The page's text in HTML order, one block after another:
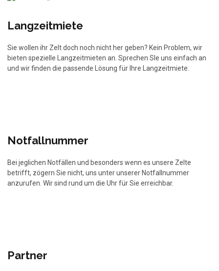
Langzeitmiete
Sie wollen ihr Zelt doch noch nicht her geben? Kein Problem, wir
bieten spezielle Langzeitmieten an. Sprechen SIe uns einfach an
und wir finden die passende Lösung für Ihre Langzeitmiete.
Notfallnummer
Bei jeglichen Notfällen und besonders wenn es unsere Zelte
betrifft, zögern Sie nicht, uns unter unserer Notfallnummer
anzurufen. Wir sind rund um die Uhr für Sie erreichbar.
Partner